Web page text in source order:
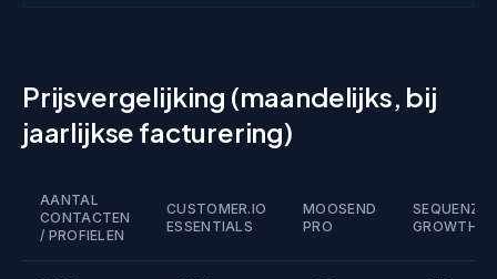
Prijsvergelijking (maandelijks, bij
jaarlijkse facturering)
AANTAL
CONTACTEN
/ PROFIELEN
CUSTOMER.IO
ESSENTIALS
MOOSEND
PRO
SEQUENZY
GROWTH